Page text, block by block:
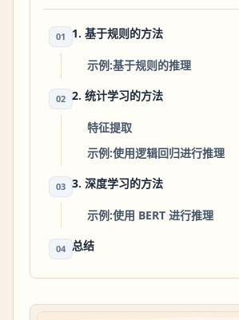
01 1. 基于规则的方法
示例:基于规则的推理
02 2. 统计学习的方法
特征提取
示例:使用逻辑回归进行推理
03 3. 深度学习的方法
示例:使用 BERT 进行推理
04 总结